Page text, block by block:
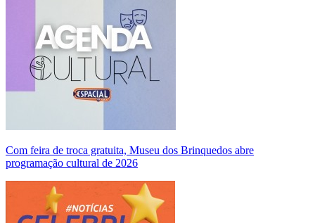
Com feira de troca gratuita, Museu dos Brinquedos abre
programação cultural de 2026